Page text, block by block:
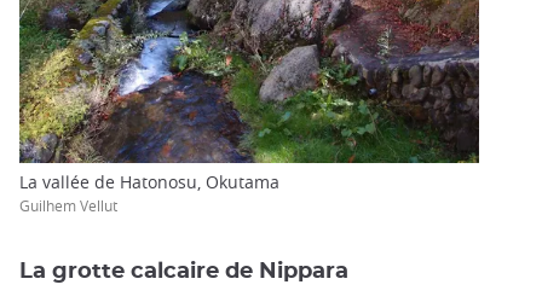
La vallée de Hatonosu, Okutama
Guilhem Vellut
La grotte calcaire de Nippara